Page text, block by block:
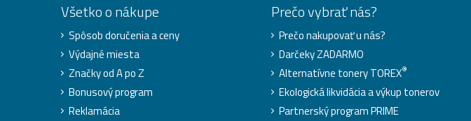
Všetko o nákupe
Spôsob doručenia a ceny
Výdajné miesta
Značky od A po Z
Bonusový program
Reklamácia
Prečo vybrať nás?
Prečo nakupovať u nás?
Darčeky ZADARMO
Alternatívne tonery TOREX®
Ekologická likvidácia a výkup tonerov
Partnerský program PRIME